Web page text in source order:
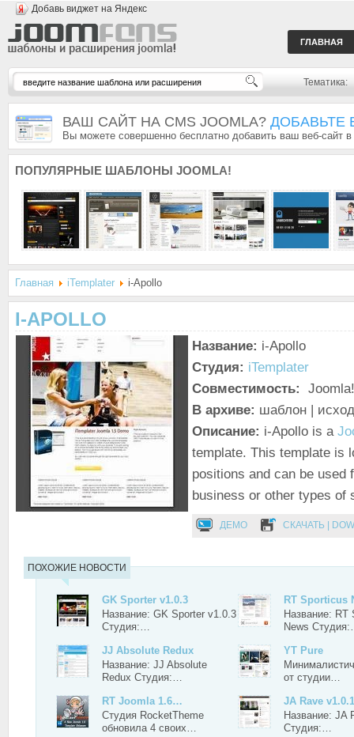
Добавь виджет на Яндекс
ГЛАВНАЯ
Тематика:
ВАШ САЙТ НА CMS JOOMLA? ДОБАВЬТЕ
Вы можете совершенно бесплатно добавить ваш веб-сайт
ПОПУЛЯРНЫЕ ШАБЛОНЫ JOOMLA!
Главная iTemplater i-Apollo
I-APOLLO
Название: i-Apollo
Студия: iTemplater
Совместимость:
В архиве: шаблон |
Описание: i-Apollo is a
template. This template is
positions and can be used
business or other types of
ДЕМО СКАЧАТЬ |
ПОХОЖИЕ НОВОСТИ
GK Sporter v1.0.3
Название: GK Sporter v1.0.3
Студия:…
RT Sporticus
Название: RT
News
JJ Absolute Redux
Название: JJ Absolute
Redux Студия:…
YT Pure
от студии…
RT Joomla 1.6…
Студия RocketTheme
обновила 4 своих…
JA Rave v1.0.1
Название: JA
Студия:…